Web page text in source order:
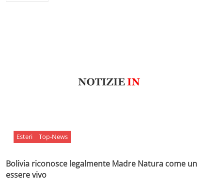
Esteri Top-News
Bolivia riconosce legalmente Madre Natura come un
essere vivo